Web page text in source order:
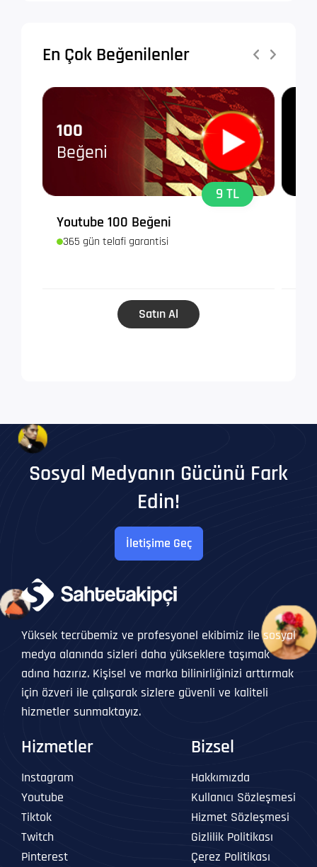
En Çok Beğenilenler
100
Beğeni
9 TL
Youtube 100 Beğeni
365 gün telafi garantisi
Satın Al
Sosyal Medyanın Gücünü Fark
Edin!
İletişime Geç
Yüksek tecrübemiz ve profesyonel ekibimiz ile sosyal
medya alanında sizleri daha yükseklere taşımak
adına hazırız. Kişisel ve marka bilinirliğinizi arttırmak
için özveri ile çalışarak sizlere güvenli ve kaliteli
hizmetler sunmaktayız.
Hizmetler
Instagram
Youtube
Tiktok
Twitch
Pinterest
Bizsel
Hakkımızda
Kullanıcı Sözleşmesi
Hizmet Sözleşmesi
Gizlilik Politikası
Çerez Politikası